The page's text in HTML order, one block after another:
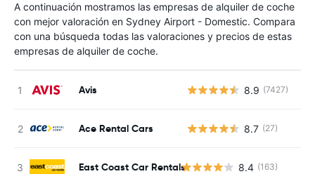
A continuación mostramos las empresas de alquiler de coche
con mejor valoración en Sydney Airport - Domestic. Compara
con una búsqueda todas las valoraciones y precios de estas
empresas de alquiler de coche.
Avis 8.9 (7427)
Ace Rental Cars 8.7 (27)
East Coast Car Rentals 8.4 (163)